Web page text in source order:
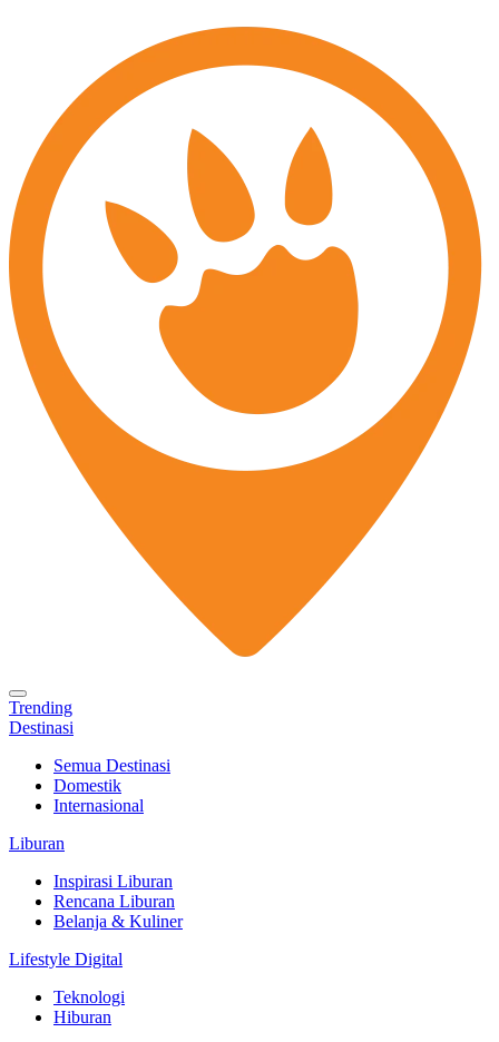
Trending
Destinasi
Semua Destinasi
Domestik
Internasional
Liburan
Inspirasi Liburan
Rencana Liburan
Belanja & Kuliner
Lifestyle Digital
Teknologi
Hiburan